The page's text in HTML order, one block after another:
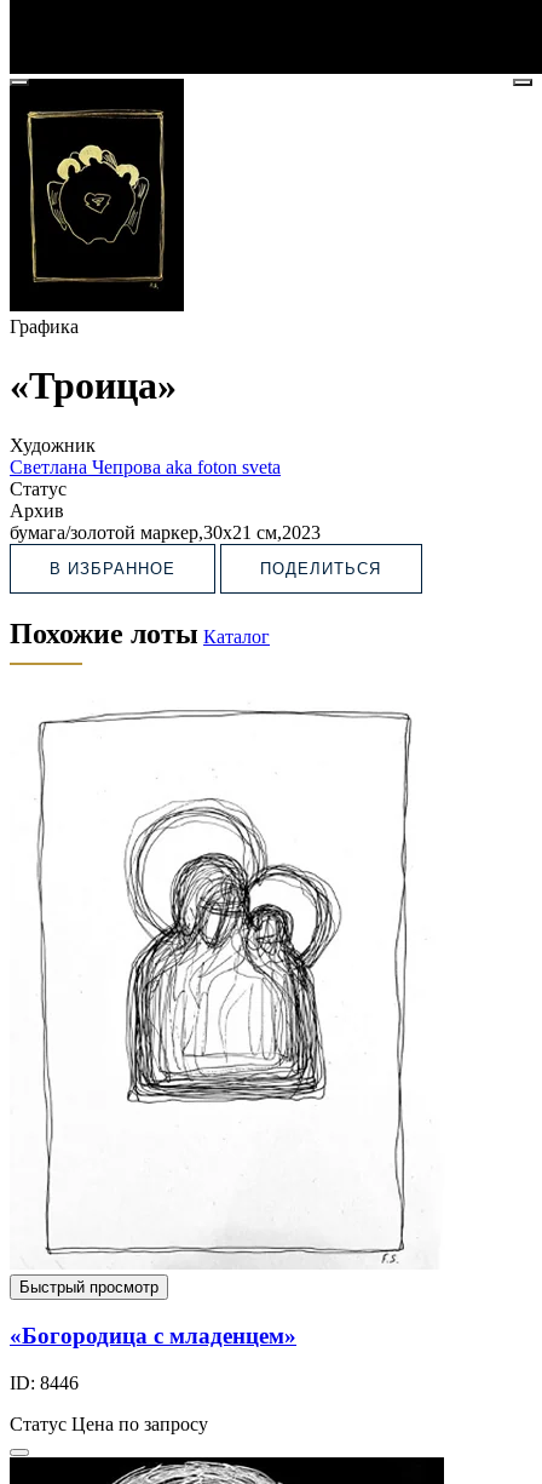
Графика
«Троица»
Художник
Светлана Чепрова aka foton sveta
Статус
Архив
бумага/золотой маркер,30х21 см,2023
В ИЗБРАННОЕ ПОДЕЛИТЬСЯ
Похожие лоты Каталог
Быстрый просмотр
«Богородица с младенцем»
ID: 8446
Статус Цена по запросу